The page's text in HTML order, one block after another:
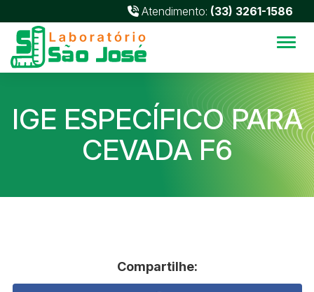
Atendimento: (33) 3261-1586
IGE ESPECÍFICO PARA
CEVADA F6
Compartilhe: